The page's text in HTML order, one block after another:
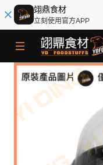
翊鼎食材
立刻使用官方APP